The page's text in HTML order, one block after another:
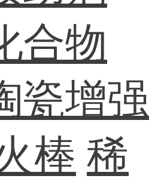
合物
瓷增强
棒 稀